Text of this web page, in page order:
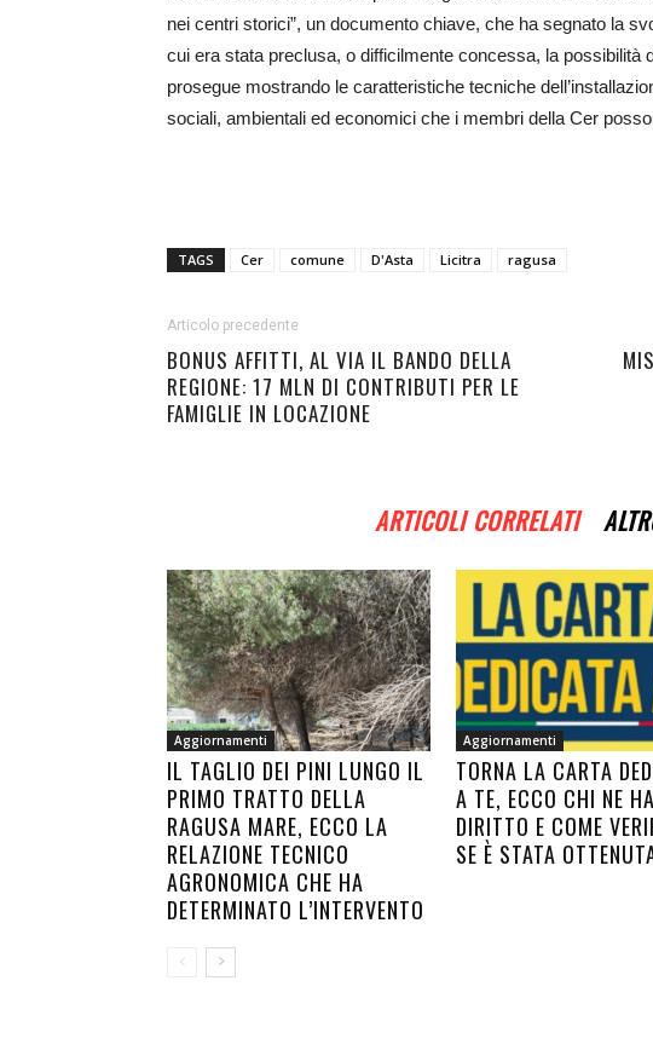
nei centri storici”, un documento chiave, che ha segnato la
cui era stata preclusa, o difficilmente concessa, la possibilità
prosegue mostrando le caratteristiche tecniche
sociali, ambientali ed economici che i membri della Cer
TAGS Cer comune D'Asta Licitra ragusa
Articolo precedente
BONUS AFFITTI, AL VIA IL BANDO DELLA
REGIONE: 17 MLN DI CONTRIBUTI PER LE
FAMIGLIE IN LOCAZIONE
ARTICOLI CORRELATI
Aggiornamenti
IL TAGLIO DEI PINI LUNGO IL
PRIMO TRATTO DELLA
RAGUSA MARE, ECCO LA
RELAZIONE TECNICO
AGRONOMICA CHE HA
DETERMINATO L’INTERVENTO
Aggiornamenti
TORNA LA CARTA
A TE, ECCO CHI NE HA
DIRITTO E COME
SE È STATA